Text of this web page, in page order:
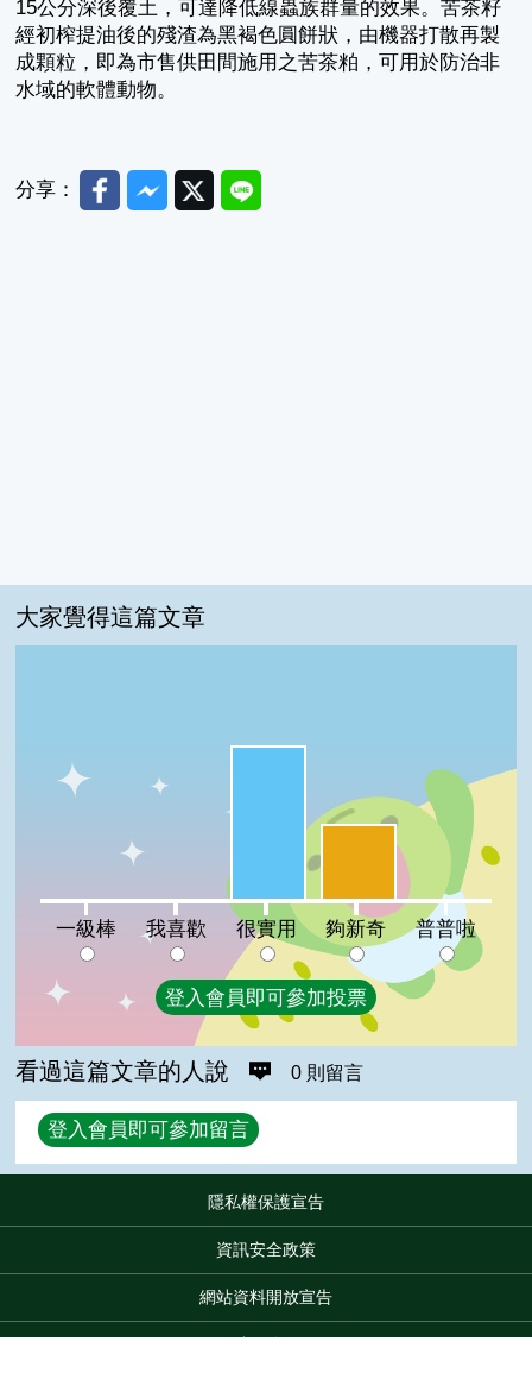
15公分深後覆土，可達降低線蟲族群量的效果。苦茶籽
經初榨提油後的殘渣為黑褐色圓餅狀，由機器打散再製
成顆粒，即為市售供田間施用之苦茶粕，可用於防治非
水域的軟體動物。
分享： FacebookMessenger
TwitterLine
大家覺得這篇文章
一級棒:0% 我喜歡:0% 普普啦:0%
一級棒 我喜歡 很實用 夠新奇 普普啦
登入會員即可參加投票
看過這篇文章的人說 0 則留言
回覆
登入會員即可參加留言
隱私權保護宣告
資訊安全政策
網站資料開放宣告